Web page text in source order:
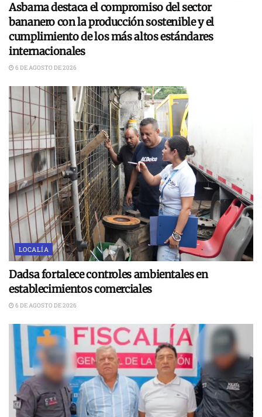
Asbama destaca el compromiso del sector
bananero con la producción sostenible y el
cumplimiento de los más altos estándares
internacionales
6 DE AGOSTO DE 2026
LOCALÍA
Dadsa fortalece controles ambientales en
establecimientos comerciales
6 DE AGOSTO DE 2026